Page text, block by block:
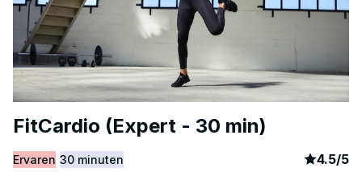
FitCardio (Expert - 30 min)
Ervaren 30 minuten article
4.5/5